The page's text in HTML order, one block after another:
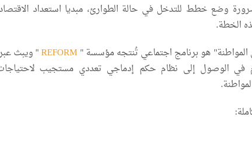
وضع خطط للتدخل في حالة الطوارئ، مبديا استعداد
الخطة.
المواطنة" هو برنامج اجتماعي تُنتجه مؤسسة " REFORM" ويبث
في الوصول إلى نظام حكم إدماجي تعددي مستجيب